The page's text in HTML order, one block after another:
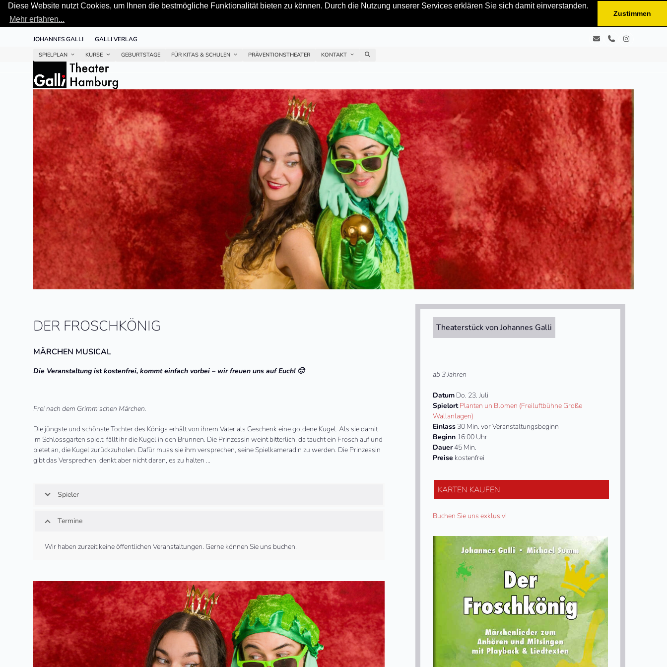
Diese Website nutzt Cookies, um Ihnen die bestmögliche Funktionalität bieten zu können. Durch die Nutzung unserer Services erklären Sie sich damit einverstanden.
Mehr erfahren...
Zustimmen
JOHANNES GALLI GALLI VERLAG E- TelefonInstagram
SPIELPLAN KURSE GEBURTSTAGE FÜR KITAS & SCHULEN PRÄVENTIONSTHEATER KONTAKT
DER FROSCHKÖNIG
MÄRCHEN MUSICAL
Die Veranstaltung ist kostenfrei, kommt einfach vorbei – wir freuen uns auf Euch! 🙂
Frei nach dem Grimm’schen Märchen.
Die jüngste und schönste Tochter des Königs erhält von ihrem Vater als Geschenk eine goldene Kugel. Als sie damit
im Schlossgarten spielt, fällt ihr die Kugel in den Brunnen. Die Prinzessin weint bitterlich, da taucht ein Frosch auf und
bietet an, die Kugel zurückzuholen. Dafür muss sie ihm versprechen, seine Spielkameradin zu werden. Die Prinzessin
gibt das Versprechen, denkt aber nicht daran, es zu halten …
Spieler
Termine
Wir haben zurzeit keine öffentlichen Veranstaltungen. Gerne können Sie uns buchen.
Theaterstück von Johannes Galli
ab 3 Jahren
Datum Do. 23. Juli
Spielort Planten un Blomen (Freiluftbühne Große
Wallanlagen)
Einlass 30 Min. vor Veranstaltungsbeginn
Beginn 16:00 Uhr
Dauer45 Min.
Preise kostenfrei
KARTEN KAUFEN
Buchen Sie uns exklusiv!